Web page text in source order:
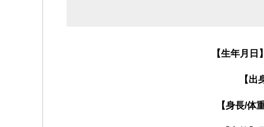
【生年月
【出
【身長/体